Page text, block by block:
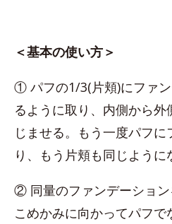
＜基本の使い方＞
① パフの1/3(片頬)にファ
るように取り、内側から
じませる。もう一度パフ
り、もう片頬も同じように
② 同量のファンデーショ
こめかみに向かってパフで